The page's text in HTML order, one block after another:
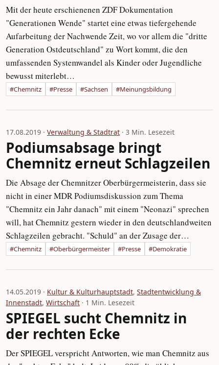
Mit der heute erschienenen ZDF Dokumentation
"Generationen Wende" startet eine etwas tiefergehende
Aufarbeitung der Nachwende Zeit, wo vor allem die "dritte
Generation Ostdeutschland" zu Wort kommt, die den
umfassenden Systemwandel als Kinder oder Jugendliche
bewusst miterlebt…
#Chemnitz #Presse #Sachsen #Meinungsbildung
17.08.2019 · Verwaltung & Stadtrat · 3 Min. Lesezeit
Podiumsabsage bringt
Chemnitz erneut Schlagzeilen
Die Absage der Chemnitzer Oberbürgermeisterin, dass sie
nicht in einer MDR Podiumsdiskussion zum Thema
"Chemnitz ein Jahr danach" mit einem "Neonazi" sprechen
will, hat Chemnitz gestern wieder in den deutschlandweiten
Schlagzeilen gebracht. "Schuld" an der Zusage der…
#Chemnitz #Oberbürgermeister #Presse #Demokratie
14.05.2019 · Kultur & Kulturhauptstadt, Stadtentwicklung &
Innenstadt, Wirtschaft · 1 Min. Lesezeit
SPIEGEL sucht Chemnitz in
der rechten Ecke
Der SPIEGEL verspricht Antworten, wie man Chemnitz aus